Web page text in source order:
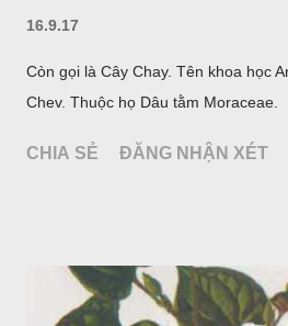
16.9.17
Còn gọi là Cây Chay. Tên khoa học
Chev. Thuộc họ Dâu tằm Moraceae.
CHIA SẺ ĐĂNG NHẬN XÉT